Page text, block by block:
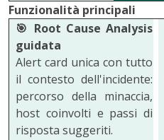
Funzionalità principali
🎯 Root Cause Analysis
guidata
Alert card unica con tutto
il contesto dell'incidente:
percorso della minaccia,
host coinvolti e passi di
risposta suggeriti.